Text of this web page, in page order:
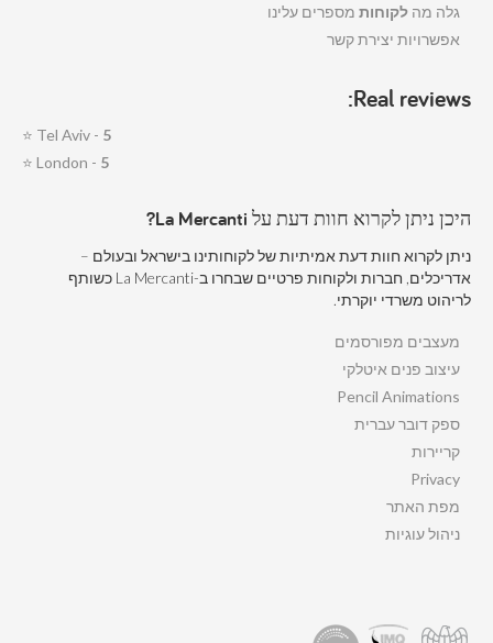
גלה מה לקוחות מספרים עלינו
אפשרויות יצירת קשר
Real reviews:
Tel Aviv - 5
⭐
London - 5
⭐
היכן ניתן לקרוא חוות דעת על La Mercanti?
ניתן לקרוא חוות דעת אמיתיות של לקוחותינו בישראל ובעולם –
אדריכלים, חברות ולקוחות פרטיים שבחרו ב-La Mercanti כשותף
לריהוט משרדי יוקרתי.
מעצבים מפורסמים
עיצוב פנים איטלקי
Pencil Animations
ספק דובר עברית
קריירות
Privacy
מפת האתר
ניהול עוגיות